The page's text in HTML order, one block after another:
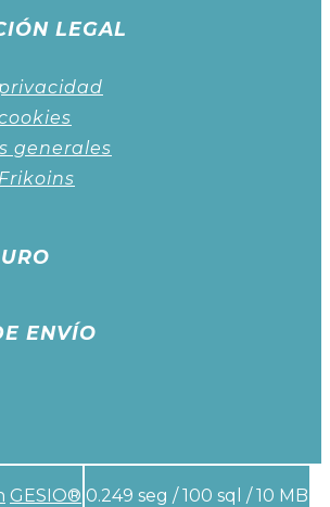
LEGAL
generales
ENVÍO
GESIO® 0.249 seg /100 sql / 10 MB